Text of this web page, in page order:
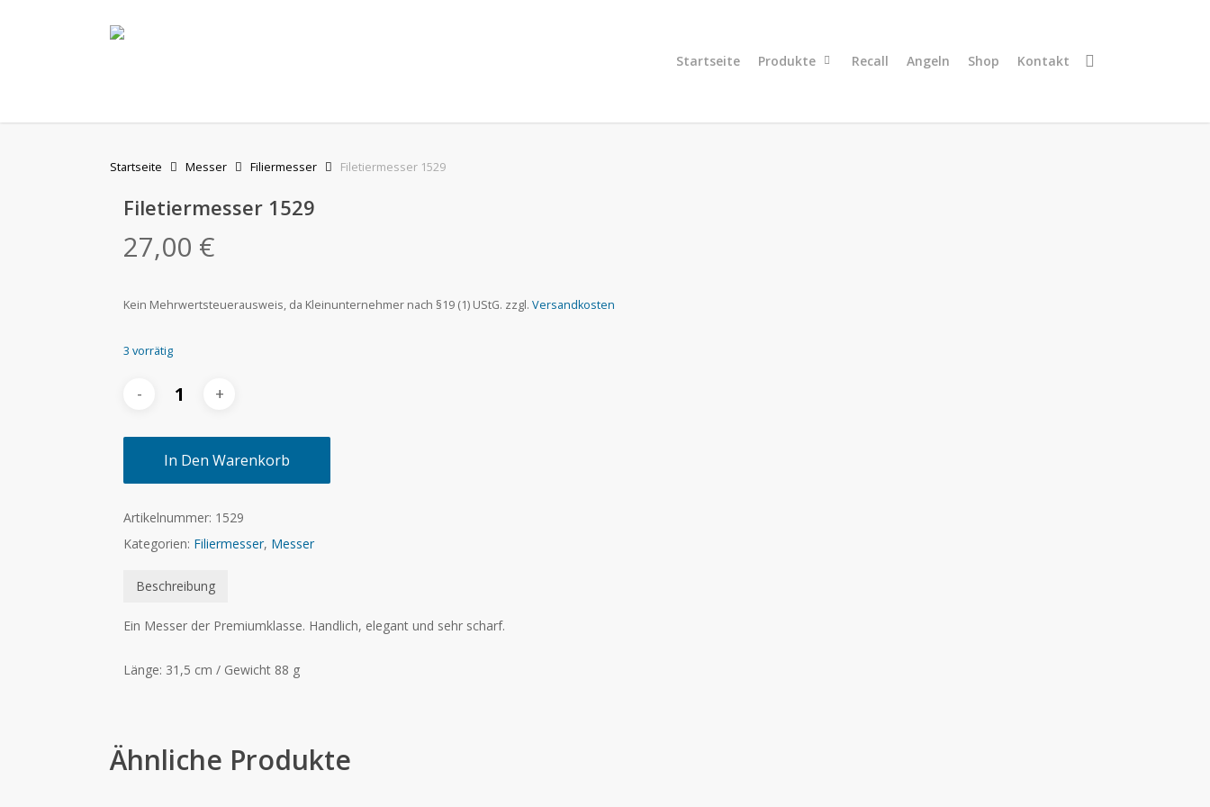
Startseite Produkte Recall Angeln Shop Kontakt
Startseite Messer Filiermesser Filetiermesser 1529
Filetiermesser 1529
27,00 €
Kein Mehrwertsteuerausweis, da Kleinunternehmer nach §19 (1) UStG. zzgl. Versandkosten
3 vorrätig
In Den Warenkorb
Artikelnummer: 1529
Kategorien: Filiermesser, Messer
Beschreibung
Ein Messer der Premiumklasse. Handlich, elegant und sehr scharf.
Länge: 31,5 cm / Gewicht 88 g
Ähnliche Produkte